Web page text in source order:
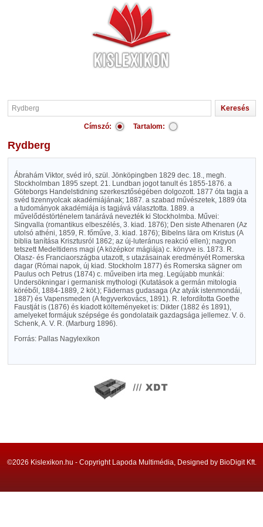
Címszó: Tartalom:
Rydberg
Ábrahám Viktor, svéd iró, szül. Jönköpingben 1829 dec. 18., megh.
Stockholmban 1895 szept. 21. Lundban jogot tanult és 1855-1876. a
Göteborgs Handelstidning szerkesztőségében dolgozott. 1877 óta tagja a
svéd tizennyolcak akadémiájának; 1887. a szabad művészetek, 1889 óta
a tudományok akadémiája is tagjává választotta. 1889. a
művelődéstörténelem tanárává nevezték ki Stockholmba. Művei:
Singvalla (romantikus elbeszélés, 3. kiad. 1876); Den siste Athenaren (Az
utolsó athéni, 1859, R. főműve, 3. kiad. 1876); Bibelns lära om Kristus (A
biblia tanítása Krisztusról 1862; az új-luteránus reakció ellen); nagyon
tetszett Medeltidens magi (A középkor mágiája) c. könyve is. 1873. R.
Olasz- és Franciaországba utazott, s utazásainak eredményét Romerska
dagar (Római napok, új kiad. Stockholm 1877) és Romerska sägner om
Paulus och Petrus (1874) c. műveiben irta meg. Legújabb munkái:
Undersökningar i germanisk mythologi (Kutatások a germán mitologia
köréből, 1884-1889, 2 köt.); Fädernas gudasaga (Az atyák istenmondái,
1887) és Vapensmeden (A fegyverkovács, 1891). R. lefordította Goethe
Faustját is (1876) és kiadott költeményeket is: Dikter (1882 és 1891),
amelyeket formájuk szépsége és gondolataik gazdagsága jellemez. V. ö.
Schenk, A. V. R. (Marburg 1896).
Forrás: Pallas Nagylexikon
©2026 Kislexikon.hu - Copyright Lapoda Multimédia, Designed by BioDigit Kft.